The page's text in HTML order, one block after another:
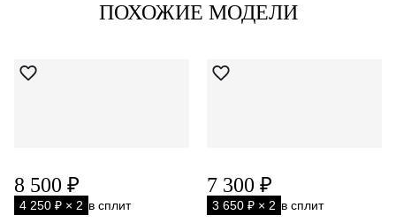
ПОХОЖИЕ МОДЕЛИ
8 500 ₽
4 250 ₽ × 2 в сплит
7 300 ₽
3 650 ₽ × 2 в сплит